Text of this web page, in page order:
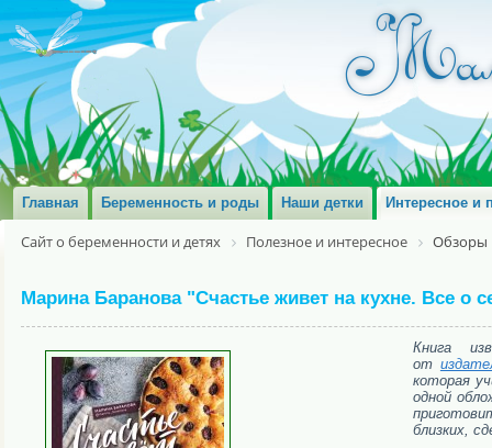
Главная Беременность и роды Наши детки Интересное и
Сайт о беременности и детях Полезное и интересное Обзоры
Марина Баранова "Счастье живет на кухне. Все о
Книга
от
которая
одной
близких,